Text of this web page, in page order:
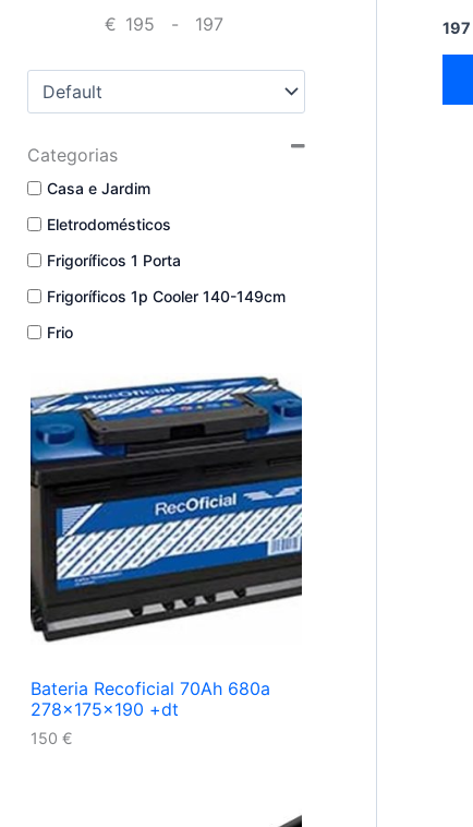
€ Minimum Price
-Maximum Price
Categorias
Casa e Jardim
Eletrodomésticos
Frigoríficos 1 Porta
Frigoríficos 1p Cooler 140-149cm
Frio
Bateria Recoficial 70Ah 680a
278x175x190 +dt
150 €
197